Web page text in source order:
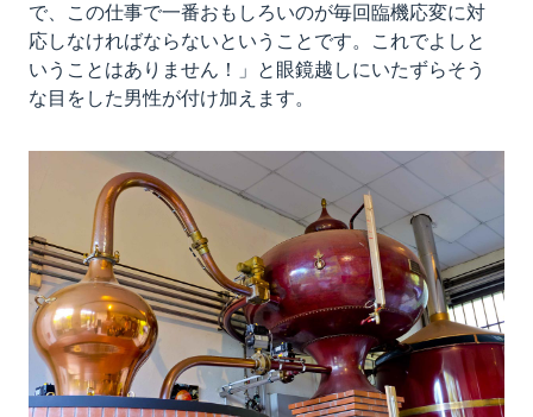
で、この仕事で一番おもしろいのが毎回臨機応変に対
応しなければならないということです。これでよしと
いうことはありません！」と眼鏡越しにいたずらそう
な目をした男性が付け加えます。